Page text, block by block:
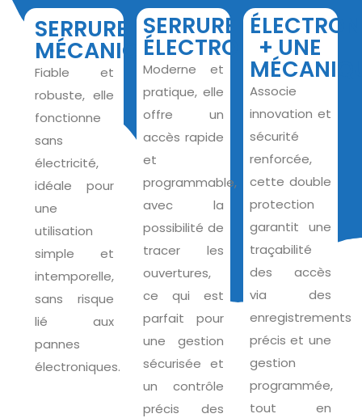
SERRURE
MÉCANIQUE
Fiable et
robuste, elle
fonctionne
sans
électricité,
idéale pour
une
utilisation
simple et
intemporelle,
sans risque
lié aux
pannes
électroniques.
SERRURE
ÉLECTRONIQUE
Moderne et
pratique, elle
offre un
accès rapide
et
programmable,
avec la
possibilité de
tracer les
ouvertures,
ce qui est
parfait pour
une gestion
sécurisée et
un contrôle
précis des
+ UNE
Associe
innovation et
sécurité
renforcée,
cette double
protection
garantit une
traçabilité
des accès
via des
enregistrements
précis et une
gestion
programmée,
tout en